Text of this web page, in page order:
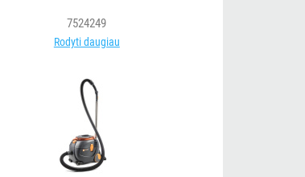
7524249
Rodyti daugiau